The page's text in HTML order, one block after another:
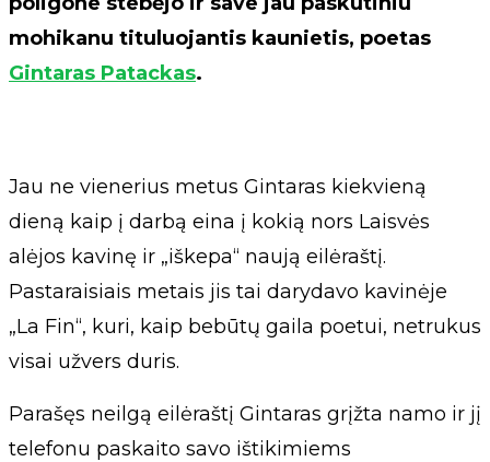
mohikanu tituluojantis kaunietis, poetas
Gintaras Patackas.
Jau ne vienerius metus Gintaras kiekvieną
dieną kaip į darbą eina į kokią nors Laisvės
alėjos kavinę ir „iškepa“ naują eilėraštį.
Pastaraisiais metais jis tai darydavo kavinėje
„La Fin“, kuri, kaip bebūtų gaila poetui, netrukus
visai užvers duris.
Parašęs neilgą eilėraštį Gintaras grįžta namo ir jį
telefonu paskaito savo ištikimiems